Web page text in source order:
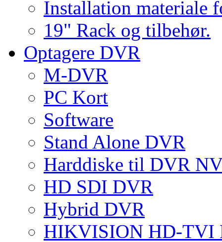
Installation materiale
19" Rack og tilbehør.
Optagere DVR
M-DVR
PC Kort
Software
Stand Alone DVR
Harddiske til DVR
HD SDI DVR
Hybrid DVR
HIKVISION HD-TVI